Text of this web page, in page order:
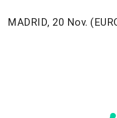
MADRID, 20 Nov.